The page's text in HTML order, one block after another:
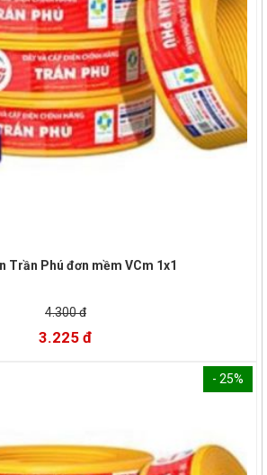
Trần Phú đơn mềm VCm 1x1
4.300 đ
3.225 đ
- 25%